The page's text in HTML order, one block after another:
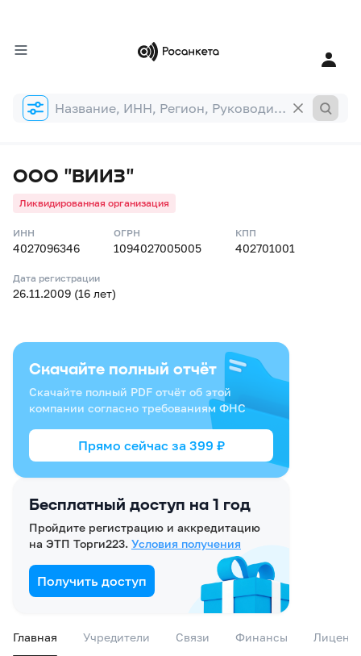
Форма
поиска
ООО "ВИИЗ"
Ликвидированная организация
ИНН
4027096346
ОГРН
1094027005005
КПП
402701001
Дата регистрации
26.11.2009 (16 лет)
Бесплатный доступ на 1 год
Пройдите регистрацию и аккредитацию
на ЭТП Торги223. Условия получения
Получить доступ
Скачайте полный отчёт
Скачайте полный PDF отчёт об этой
компании согласно требованиям ФНС
Прямо сейчас за 399 ₽
Главная Учредители Связи Финансы